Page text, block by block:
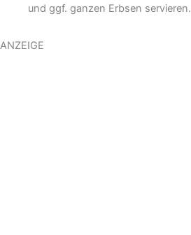
und ggf. ganzen Erbsen servieren.
ANZEIGE